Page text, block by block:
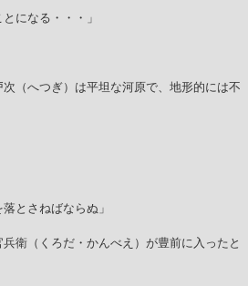
になる・・・」
（へつぎ）は平坦な河原で、地形的には不
とさねばならぬ」
衛（くろだ・かんべえ）が豊前に入ったと